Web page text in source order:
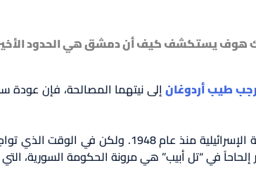
هوف يستكشف كيف أن دمشق هي الحدود
رجب طيب أردوغانإلى نيتهما المصالحة، فإن عودة
في الوقت الذي تواجه فيه “
إلحاحاً في “تل أبيب” هي مرونة الحكومة السورية،